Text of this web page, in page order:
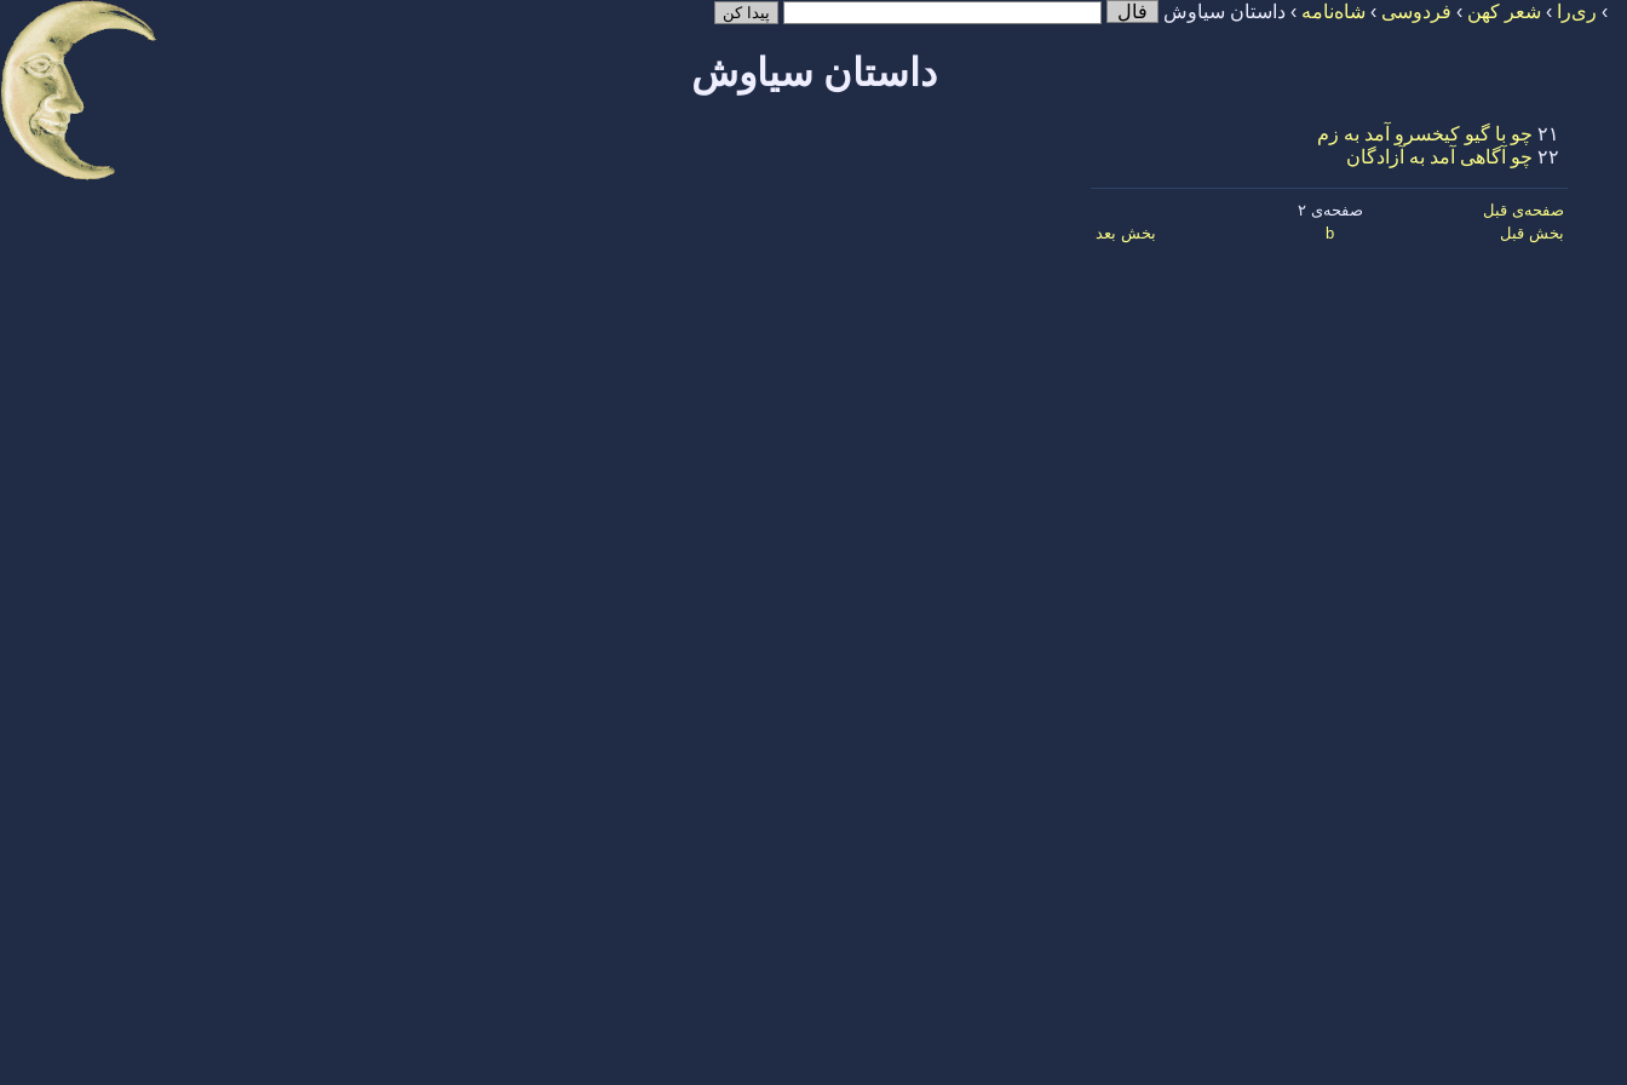
› ری‌را › شعر کهن › فردوسی › شاه‌نامه › داستان سیاوش فال
داستان سیاوش
۲۱ چو با گیو کیخسرو آمد به زم
۲۲ چو آگاهی آمد به آزادگان
صفحه‌ی قبل
صفحه‌ی ۲
بخش قبل
b بخش بعد